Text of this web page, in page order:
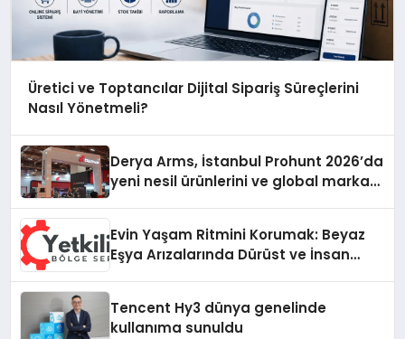
Üretici ve Toptancılar Dijital Sipariş Süreçlerini
Nasıl Yönetmeli?
Derya Arms, İstanbul Prohunt 2026’da
yeni nesil ürünlerini ve global marka
Evin Yaşam Ritmini Korumak: Beyaz
Eşya Arızalarında Dürüst ve İnsan
Tencent Hy3 dünya genelinde
kullanıma sunuldu